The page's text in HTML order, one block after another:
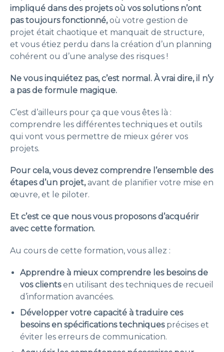
impliqué dans des projets où vos solutions n’ont
pas toujours fonctionné,où votre gestion de
projet était chaotique et manquait de structure,
et vous étiez perdu dans la création d’un planning
cohérent ou d’une analyse des risques !
Ne vous inquiétez pas, c’est normal. À vrai dire, il n’y
a pas de formule magique.
C’est d’ailleurs pour ça que vous êtes là :
comprendre les différentes techniques et outils
qui vont vous permettre de mieux gérer vos
projets.
Pour cela, vous devez comprendre l’ensemble des
étapes d’un projet,avant de planifier votre mise en
œuvre, et le piloter.
Et c’est ce que nous vous proposons d’acquérir
avec cette formation.
Au cours de cette formation, vous allez :
Apprendre à mieux comprendre les besoins de
vos clientsen utilisant des techniques de recueil
d’information avancées.
Développer votre capacité à traduire ces
besoins en spécifications techniquesprécises et
éviter les erreurs de communication.